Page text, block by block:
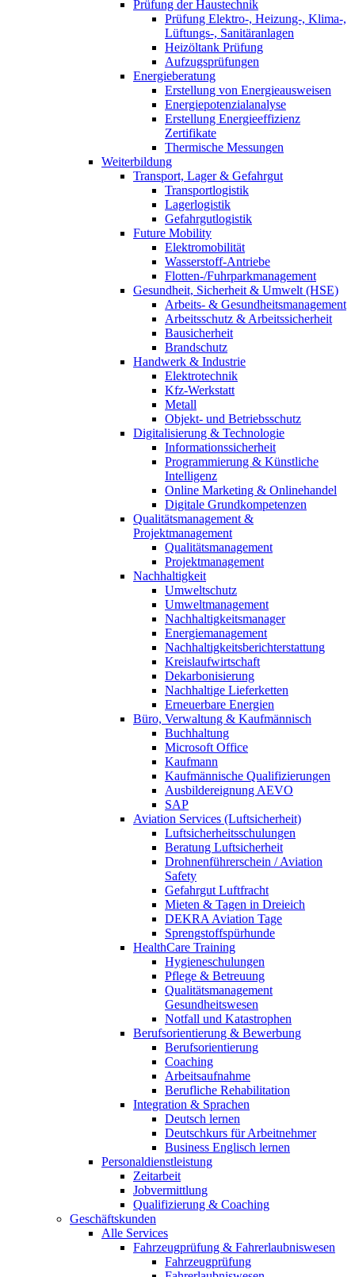
Prüfung der Haustechnik
Prüfung Elektro-, Heizung-, Klima-,
Lüftungs-, Sanitäranlagen
Heizöltank Prüfung
Aufzugsprüfungen
Energieberatung
Erstellung von Energieausweisen
Energiepotenzialanalyse
Erstellung Energieeffizienz
Zertifikate
Thermische Messungen
Weiterbildung
Transport, Lager & Gefahrgut
Transportlogistik
Lagerlogistik
Gefahrgutlogistik
Future Mobility
Elektromobilität
Wasserstoff-Antriebe
Flotten-/Fuhrparkmanagement
Gesundheit, Sicherheit & Umwelt (HSE)
Arbeits- & Gesundheitsmanagement
Arbeitsschutz & Arbeitssicherheit
Bausicherheit
Brandschutz
Handwerk & Industrie
Elektrotechnik
Kfz-Werkstatt
Metall
Objekt- und Betriebsschutz
Digitalisierung & Technologie
Informationssicherheit
Programmierung & Künstliche
Intelligenz
Online Marketing & Onlinehandel
Digitale Grundkompetenzen
Qualitätsmanagement &
Projektmanagement
Qualitätsmanagement
Projektmanagement
Nachhaltigkeit
Umweltschutz
Umweltmanagement
Nachhaltigkeitsmanager
Energiemanagement
Nachhaltigkeitsberichterstattung
Kreislaufwirtschaft
Dekarbonisierung
Nachhaltige Lieferketten
Erneuerbare Energien
Büro, Verwaltung & Kaufmännisch
Buchhaltung
Microsoft Office
Kaufmann
Kaufmännische Qualifizierungen
Ausbildereignung AEVO
SAP
Aviation Services (Luftsicherheit)
Luftsicherheitsschulungen
Beratung Luftsicherheit
Drohnenführerschein / Aviation
Safety
Gefahrgut Luftfracht
Mieten & Tagen in Dreieich
DEKRA Aviation Tage
Sprengstoffspürhunde
HealthCare Training
Hygieneschulungen
Pflege & Betreuung
Qualitätsmanagement
Gesundheitswesen
Notfall und Katastrophen
Berufsorientierung & Bewerbung
Berufsorientierung
Coaching
Arbeitsaufnahme
Berufliche Rehabilitation
Integration & Sprachen
Deutsch lernen
Deutschkurs für Arbeitnehmer
Business Englisch lernen
Personaldienstleistung
Zeitarbeit
Jobvermittlung
Qualifizierung & Coaching
Geschäftskunden
Alle Services
Fahrzeugprüfung & Fahrerlaubniswesen
Fahrzeugprüfung